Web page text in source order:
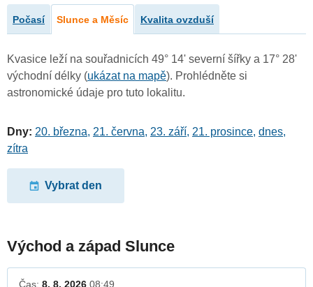
Počasí Slunce a Měsíc Kvalita ovzduší
Kvasice leží na souřadnicích 49° 14' severní šířky a 17° 28'
východní délky (ukázat na mapě). Prohlédněte si
astronomické údaje pro tuto lokalitu.
Dny: 20. března, 21. června, 23. září, 21. prosince, dnes,
zítra
Vybrat den
Východ a západ Slunce
Čas: 8. 8. 2026 08:49